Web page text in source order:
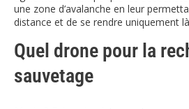
une zone d’avalanche en leur
distance et de se rendre uniquement
Quel drone pour la
sauvetage